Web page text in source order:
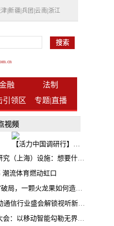
津 |新疆 兵团 |云南 浙江
融
法制
引领区 专题|直播
视频
【活力中国调研行】上海机器人研究院以技术标准撬动长三角智造协同
探访国家蛋白质科学研究（上海）设施：想要什么蛋白 AI直接设计合成
流体育燃动虹口
（乡村“头雁”）“头雁”破局，一颗火龙果如何造就沪上乡村特色产业化路径
AI观赛来了！这场移动通信行业盛会解锁视听新玩法
2026年世界移动通信大会：以移动智能勾勒无界普惠新愿景